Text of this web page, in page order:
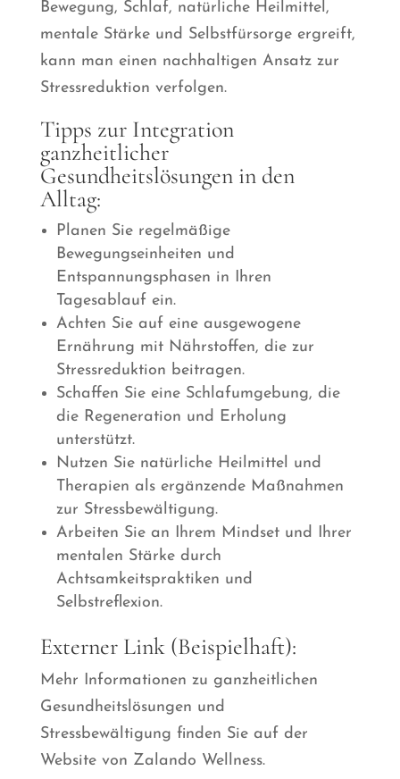
Bewegung, Schlaf, natürliche Heilmittel,
mentale Stärke und Selbstfürsorge ergreift,
kann man einen nachhaltigen Ansatz zur
Stressreduktion verfolgen.
Tipps zur Integration
ganzheitlicher
Gesundheitslösungen in den
Alltag:
Planen Sie regelmäßige
Bewegungseinheiten und
Entspannungsphasen in Ihren
Tagesablauf ein.
Achten Sie auf eine ausgewogene
Ernährung mit Nährstoffen, die zur
Stressreduktion beitragen.
Schaffen Sie eine Schlafumgebung, die
die Regeneration und Erholung
unterstützt.
Nutzen Sie natürliche Heilmittel und
Therapien als ergänzende Maßnahmen
zur Stressbewältigung.
Arbeiten Sie an Ihrem Mindset und Ihrer
mentalen Stärke durch
Achtsamkeitspraktiken und
Selbstreflexion.
Externer Link (Beispielhaft):
Mehr Informationen zu ganzheitlichen
Gesundheitslösungen und
Stressbewältigung finden Sie auf der
Website von Zalando Wellness.